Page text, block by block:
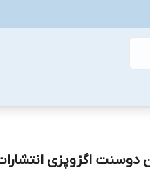
دوسنت اگزوپزی